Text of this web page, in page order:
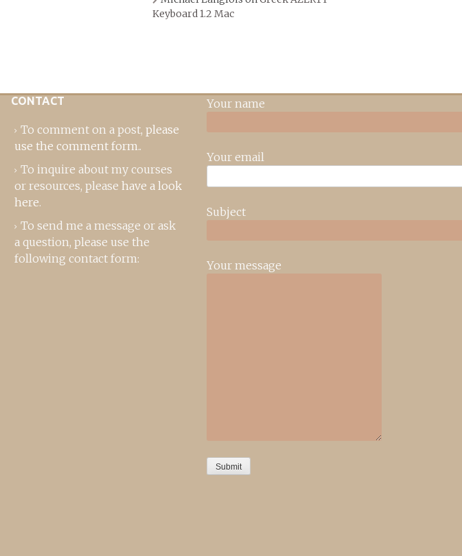
Keyboard 1.2 Mac
CONTACT
To comment on a post, please
use the comment form..
To inquire about my courses
or resources, please have a look
here.
To send me a message or ask
a question, please use the
following contact form:
Your name
Your email
Subject
Your message